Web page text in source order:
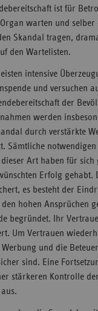
ist für
warten und
Skandal tragen,
den Wartelisten.
intensive
und versuchen
der
werden
durch verstärkte
Sämtliche notwendigen
Art haben für sich
Erfolg gehabt.
es besteht der
hohen Ansprüchen
begründet. Ihr
Um Vertrauen
und die
sind. Eine
stärkeren Kontrolle